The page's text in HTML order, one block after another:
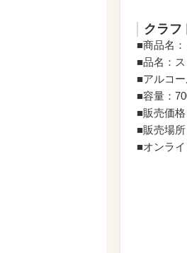
クラ
■商品名
■品名：ス
■アルコ
■容量：
■販売価格
■販売場
■オンライ